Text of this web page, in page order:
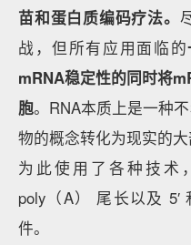
苗和蛋白质编码疗法。
战，但所有应用面临的
mRNA稳定性的同时将
胞。RNA本质上是一种
物的概念转化为现实的
为此使用了各种技术
poly（A） 尾长以及 5′
件。